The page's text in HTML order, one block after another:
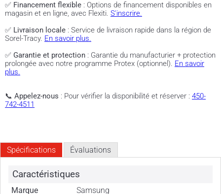
✅ Financement flexible : Options de financement disponibles en
magasin et en ligne, avec Flexiti. S'inscrire.
✅ Livraison locale : Service de livraison rapide dans la région de
Sorel-Tracy. En savoir plus.
✅ Garantie et protection : Garantie du manufacturier + protection
prolongée avec notre programme Protex (optionnel). En savoir
plus.
📞 Appelez-nous : Pour vérifier la disponibilité et réserver : 450-
742-4511
Spécifications Évaluations
Caractéristiques
Marque
Samsung